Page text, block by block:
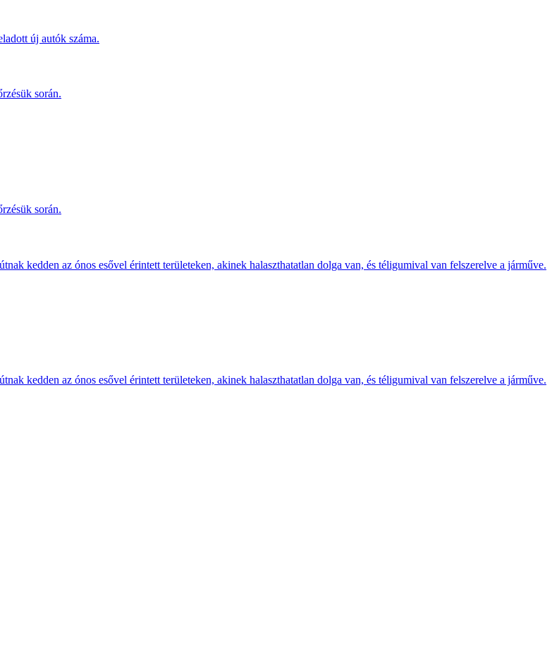
új autók száma.
során.
során.
kedden az ónos esővel érintett területeken, akinek halaszthatatlan dolga van, és téligumival van felszerelve a járműve.
kedden az ónos esővel érintett területeken, akinek halaszthatatlan dolga van, és téligumival van felszerelve a járműve.